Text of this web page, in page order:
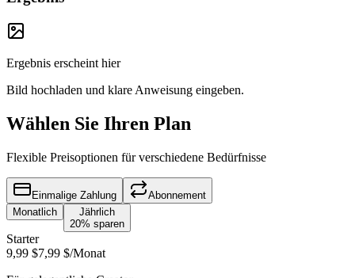
Ergebnis erscheint hier
Bild hochladen und klare Anweisung eingeben.
Wählen Sie Ihren Plan
Flexible Preisoptionen für verschiedene Bedürfnisse
Einmalige Zahlung
Abonnement
Monatlich
Jährlich
20% sparen
Starter
9,99 $7,99 $/Monat